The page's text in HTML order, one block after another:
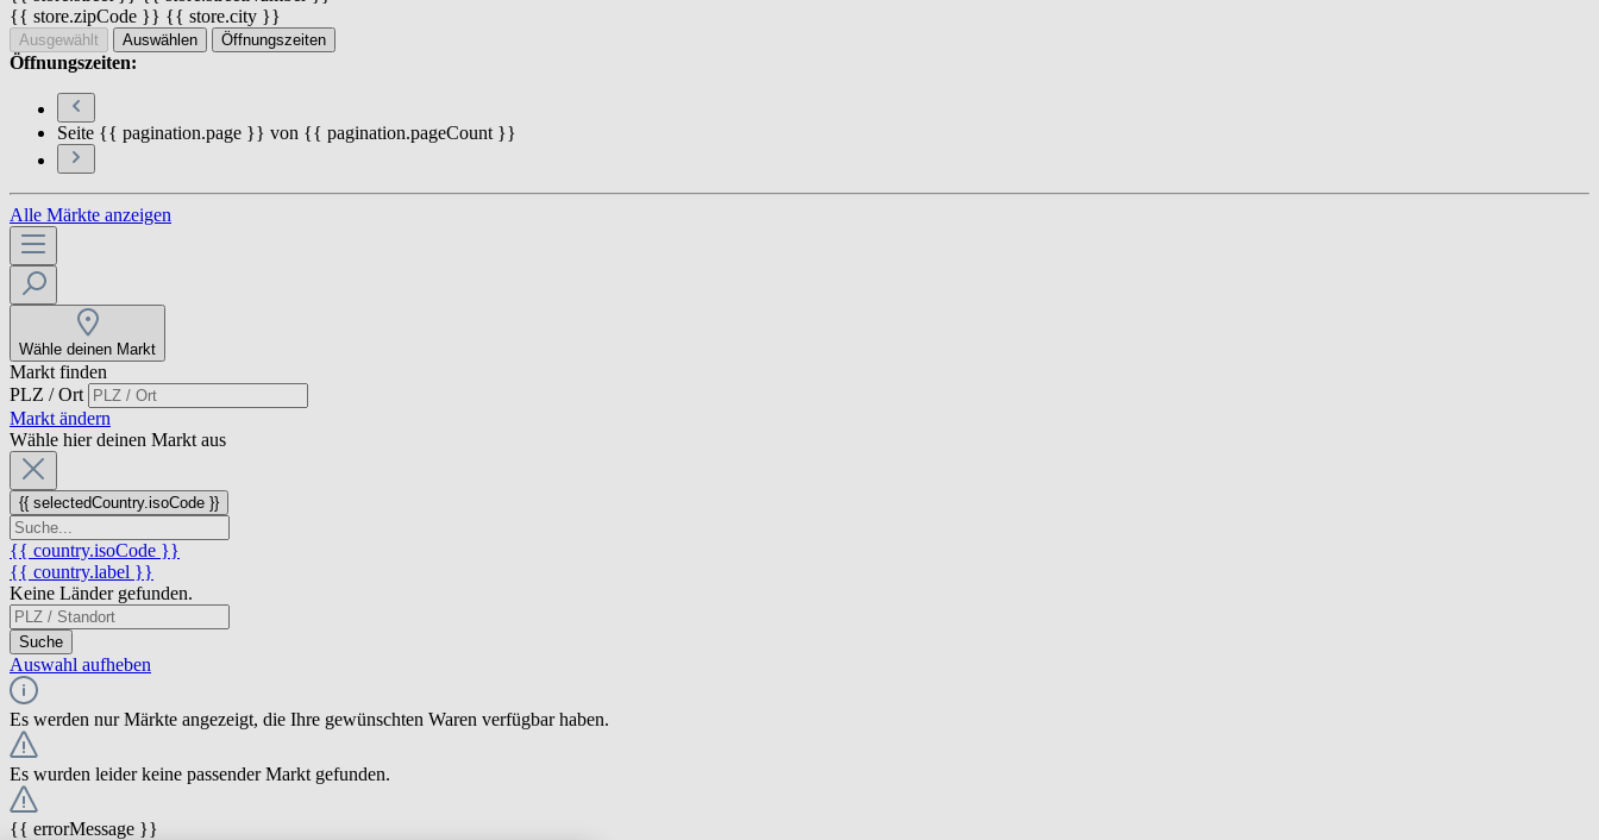
{{ store.zipCode }} {{ store.city }}
Ausgewählt Auswählen Öffnungszeiten
Öffnungszeiten:
Seite {{ pagination.page }} von {{ pagination.pageCount }}
Alle Märkte anzeigen
Wähle deinen Markt
Markt finden
PLZ / Ort
Markt ändern
Wähle hier deinen Markt aus
{{ selectedCountry.isoCode }}
{{ country.isoCode }}
{{ country.label }}
Keine Länder gefunden.
Suche
Auswahl aufheben
Es werden nur Märkte angezeigt, die Ihre gewünschten Waren verfügbar haben.
Es wurden leider keine passender Markt gefunden.
{{ errorMessage }}